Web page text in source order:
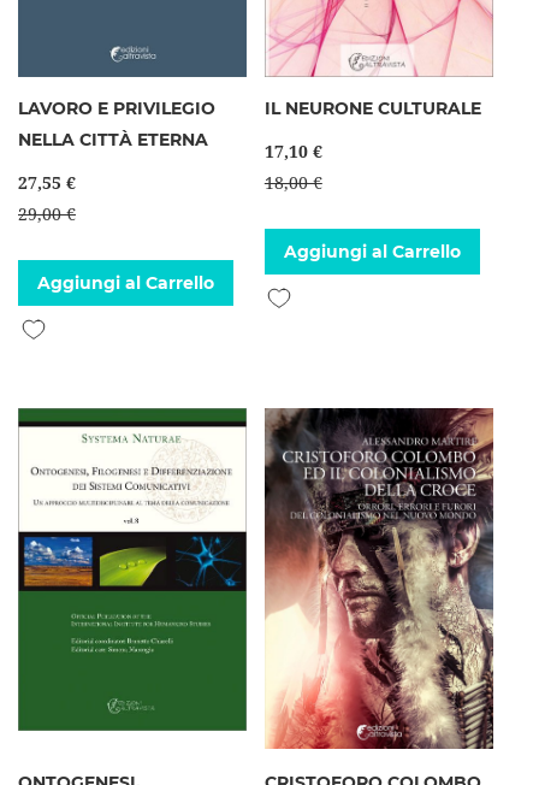
LAVORO E PRIVILEGIO
NELLA CITTÀ ETERNA
27,55 €
29,00 €
Aggiungi al Carrello
Aggiungi alla lista desideri
IL NEURONE CULTURALE
17,10 €
18,00 €
Aggiungi al Carrello
Aggiungi alla lista desideri